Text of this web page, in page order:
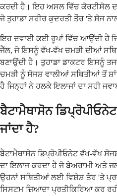
ਕਰਦੀ ਹੈ। ਇਹ ਅਸਲ ਵਿੱਚ ਕੋਰਟੀਸੋਲ
ਜੋ ਤੁਹਾਡਾ ਸਰੀਰ ਕੁਦਰਤੀ ਤੌਰ 'ਤੇ ਸੋਜ
ਇਹ ਦਵਾਈ ਕਈ ਰੂਪਾਂ ਵਿੱਚ ਆਉਂਦੀ ਹੈ
ਜੈੱਲ, ਜੋ ਇਸਨੂੰ ਵੱਖ-ਵੱਖ ਚਮੜੀ ਦੀਆਂ
ਬਣਾਉਂਦੀ ਹੈ। ਤੁਹਾਡਾ ਡਾਕਟਰ ਇਸਨੂੰ
ਚਮੜੀ ਨੂੰ ਸੋਜਸ਼ ਵਾਲੀਆਂ ਸਥਿਤੀਆਂ ਤੋਂ
ਹੈ ਜਿਨ੍ਹਾਂ ਨੇ ਹਲਕੇ ਇਲਾਜਾਂ ਦਾ ਸਹੀ
ਬੈਟਾਮੈਥਾਸੋਨ
ਜਾਂਦਾ ਹੈ?
ਬੈਟਾਮੈਥਾਸੋਨ ਡਿਪ੍ਰੋਪੀਓਨੇਟ ਵੱਖ-ਵੱਖ
ਦਾ ਇਲਾਜ ਕਰਦਾ ਹੈ ਜੋ ਬੇਅਰਾਮੀ ਅਤੇ
ਉਹਨਾਂ ਸਥਿਤੀਆਂ ਲਈ ਵਿਸ਼ੇਸ਼ ਤੌਰ 'ਤੇ
ਸਿਸਟਮ ਜ਼ਿਆਦਾ ਪ੍ਰਤੀਕਿਰਿਆ ਕਰ